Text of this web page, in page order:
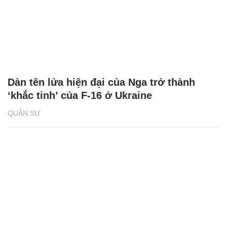
QUÂN SỰ
Dàn tên lửa hiện đại của Nga trở thành
‘khắc tinh’ của F-16 ở Ukraine